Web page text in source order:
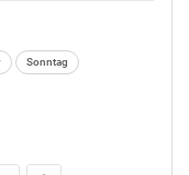
für Menschen
Die berühmten
dass diese
Aufwertung
Sonntag